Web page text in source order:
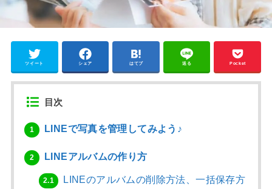
ツイート シェア はてブ 送る Pocket
目次
1 LINEで写真を管理してみよう♪
2 LINEアルバムの作り方
2.1
LINEのアルバムの削除方法、一括保存方